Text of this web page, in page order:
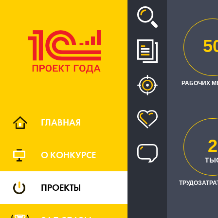
ГЛАВНАЯ
О КОНКУРСЕ
ПРОЕКТЫ
Проект
РЕГИОН
РАБОЧИХ
2